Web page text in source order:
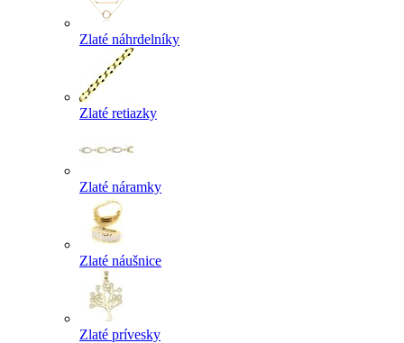
Zlaté náhrdelníky
Zlaté retiazky
Zlaté náramky
Zlaté náušnice
Zlaté prívesky